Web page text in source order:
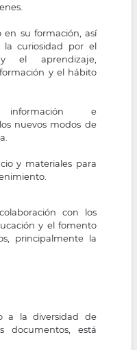
en su formación, así
la curiosidad por el
el aprendizaje,
y el hábito
información e
nuevos modos de
y materiales para
con los
y el fomento
principalmente la
a la diversidad de
documentos, está